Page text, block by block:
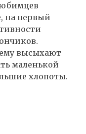
на первый
высыхают
маленькой
хлопоты.